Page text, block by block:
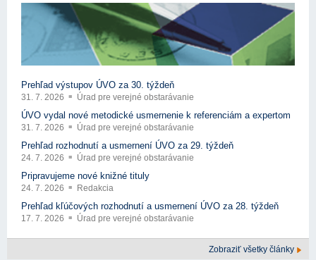
Prehľad výstupov ÚVO za 30. týždeň
31. 7. 2026 Úrad pre verejné obstarávanie
ÚVO vydal nové metodické usmernenie k referenciám a expertom
31. 7. 2026 Úrad pre verejné obstarávanie
Prehľad rozhodnutí a usmernení ÚVO za 29. týždeň
24. 7. 2026 Úrad pre verejné obstarávanie
Pripravujeme nové knižné tituly
24. 7. 2026 Redakcia
Prehľad kľúčových rozhodnutí a usmernení ÚVO za 28. týždeň
17. 7. 2026 Úrad pre verejné obstarávanie
Zobraziť všetky články